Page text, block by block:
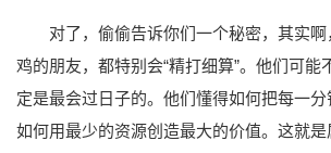
对了，偷偷告诉你们一个秘密，其实
鸡的朋友，都特别会“精打细算”。他们可能
定是最会过日子的。他们懂得如何把每一分
如何用最少的资源创造最大的价值。这就